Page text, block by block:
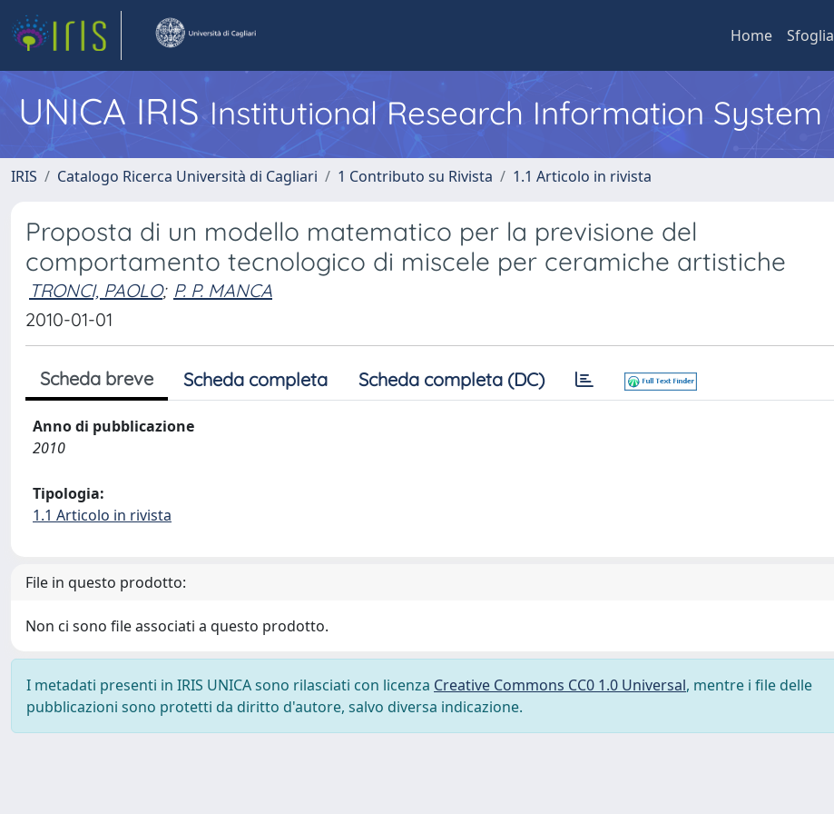
Home Sfoglia
UNICA IRISInstitutional Research Information System
IRIS Catalogo Ricerca Università di Cagliari 1 Contributo su Rivista 1.1 Articolo in rivista
Proposta di un modello matematico per la previsione del
comportamento tecnologico di miscele per ceramiche artistiche
TRONCI, PAOLO; P. P. MANCA
2010-01-01
Scheda breve Scheda completa Scheda completa (DC)
Anno di pubblicazione
2010
Tipologia:
1.1 Articolo in rivista
File in questo prodotto:
Non ci sono file associati a questo prodotto.
I metadati presenti in IRIS UNICA sono rilasciati con licenza Creative Commons CC0 1.0 Universal, mentre i file delle
pubblicazioni sono protetti da diritto d'autore, salvo diversa indicazione.